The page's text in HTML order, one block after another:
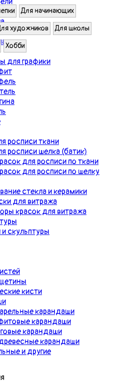
для графики
росписи ткани
росписи шелка (батик)
для росписи по ткани
для росписи по шелку
стекла и керамики
для витража
красок для витража
и скульптуры
кисти
карандаши
карандаши
карандаши
карандаши
и другие
Для начинающих
художников Для школы
Хобби